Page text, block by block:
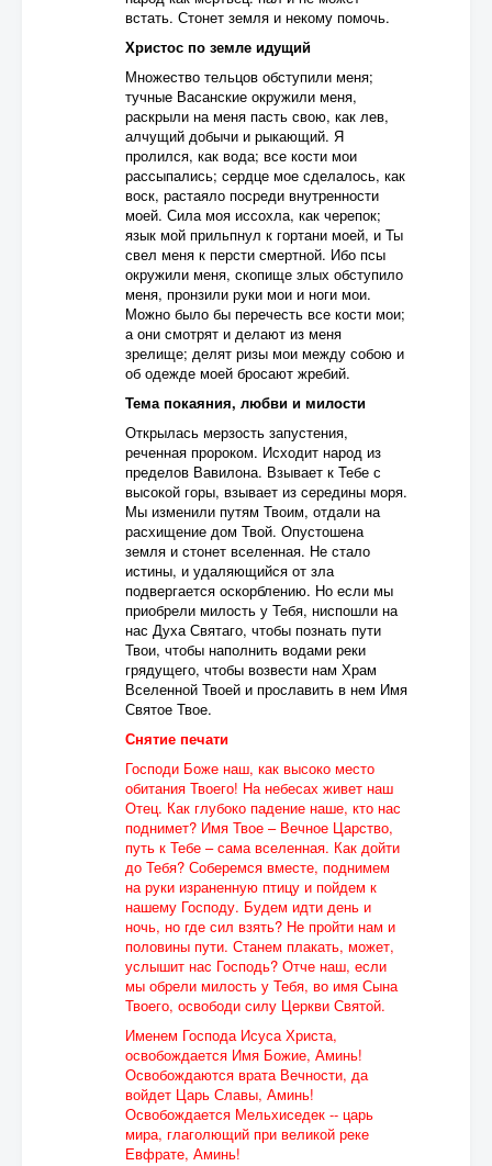
встать. Стонет земля и некому помочь.
Христос по земле идущий
Множество тельцов обступили меня;
тучные Васанские окружили меня,
раскрыли на меня пасть свою, как лев,
алчущий добычи и рыкающий. Я
пролился, как вода; все кости мои
рассыпались; сердце мое сделалось, как
воск, растаяло посреди внутренности
моей. Сила моя иссохла, как черепок;
язык мой прильпнул к гортани моей, и Ты
свел меня к персти смертной. Ибо псы
окружили меня, скопище злых обступило
меня, пронзили руки мои и ноги мои.
Можно было бы перечесть все кости мои;
а они смотрят и делают из меня
зрелище; делят ризы мои между собою и
об одежде моей бросают жребий.
Тема покаяния, любви и милости
Открылась мерзость запустения,
реченная пророком. Исходит народ из
пределов Вавилона. Взывает к Тебе с
высокой горы, взывает из середины моря.
Мы изменили путям Твоим, отдали на
расхищение дом Твой. Опустошена
земля и стонет вселенная. Не стало
истины, и удаляющийся от зла
подвергается оскорблению. Но если мы
приобрели милость у Тебя, ниспошли на
нас Духа Святаго, чтобы познать пути
Твои, чтобы наполнить водами реки
грядущего, чтобы возвести нам Храм
Вселенной Твоей и прославить в нем Имя
Святое Твое.
Снятие печати
Господи Боже наш, как высоко место
обитания Твоего! На небесах живет наш
Отец. Как глубоко падение наше, кто нас
поднимет? Имя Твое – Вечное Царство,
путь к Тебе – сама вселенная. Как дойти
до Тебя? Соберемся вместе, поднимем
на руки израненную птицу и пойдем к
нашему Господу. Будем идти день и
ночь, но где сил взять? Не пройти нам и
половины пути. Станем плакать, может,
услышит нас Господь? Отче наш, если
мы обрели милость у Тебя, во имя Сына
Твоего, освободи силу Церкви Святой.
Именем Господа Исуса Христа,
освобождается Имя Божие, Аминь!
Освобождаются врата Вечности, да
войдет Царь Славы, Аминь!
Освобождается Мельхиседек -- царь
мира, глаголющий при великой реке
Евфрате, Аминь!